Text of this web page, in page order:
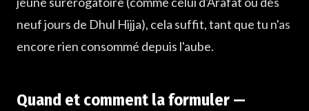
neuf jours de Dhul Hijja), cela suffit, tant que tu n'as
encore rien consommé depuis l'aube.
Quand et comment la formuler —